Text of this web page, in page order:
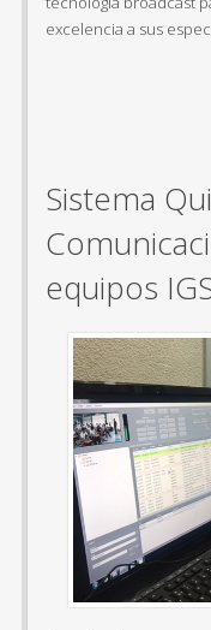
excelencia a sus
Sistema
equipos